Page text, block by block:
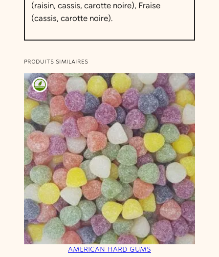
(raisin, cassis, carotte noire), Fraise
(cassis, carotte noire).
PRODUITS SIMILAIRES
AMERICAN HARD GUMS